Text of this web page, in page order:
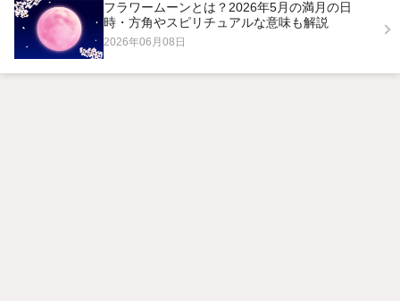
フラワームーンとは？2026年5月の満月の日
時・方角やスピリチュアルな意味も解説
2026年06月08日